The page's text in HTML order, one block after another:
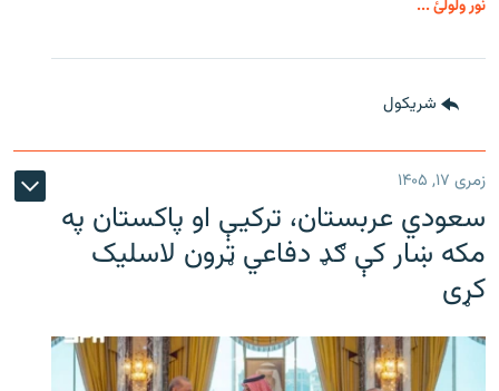
نور ولولئ ...
شريکول
زمری ۱۷, ۱۴۰۵
سعودي عربستان، ترکیې او پاکستان په
مکه ښار کې ګډ دفاعي ټرون لاسلیک
کړی